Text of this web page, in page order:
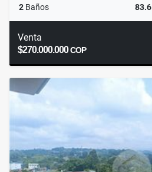
2 Baños 83.6
Venta
$270.000.000COP